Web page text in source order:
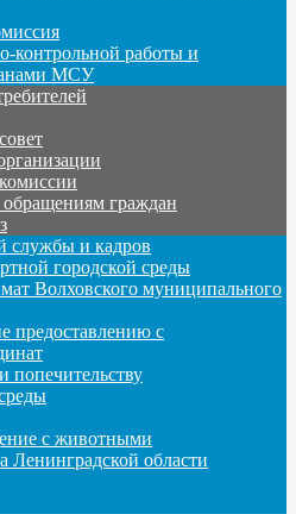
контрольной работы и
МСУ
граждан
службы и кадров
городской среды
Волховского муниципального
предоставлению с
попечительству
с животными
Ленинградской области